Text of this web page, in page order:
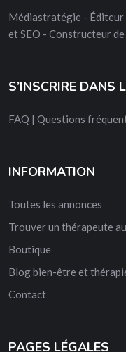
Médiastratégie -
et SEO - Constructeur
S’INSCRIRE DANS
FAQ | Questions
INFORMATION
Toutes les annonces
Trouver un thérapeute
Boutique
Blog bien-être et
Contact
PAGES LÉGALES